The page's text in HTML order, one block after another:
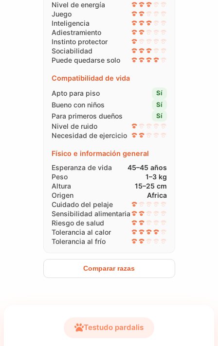
Nivel de energía
Juego
Inteligencia
Adiestramiento
Instinto protector
Sociabilidad
Puede quedarse solo
Compatibilidad de vida
Apto para piso
Sí
Bueno con niños Sí
Para primeros dueños Sí
Nivel de ruido
Necesidad de ejercicio
Físico e información general
Esperanza de vida
45–45 años
Peso
1–3 kg
Altura
15–25 cm
Origen
Africa
Cuidado del pelaje
Sensibilidad alimentaria
Riesgo de salud
Tolerancia al calor
Tolerancia al frío
Comparar razas
Testudo pardalis